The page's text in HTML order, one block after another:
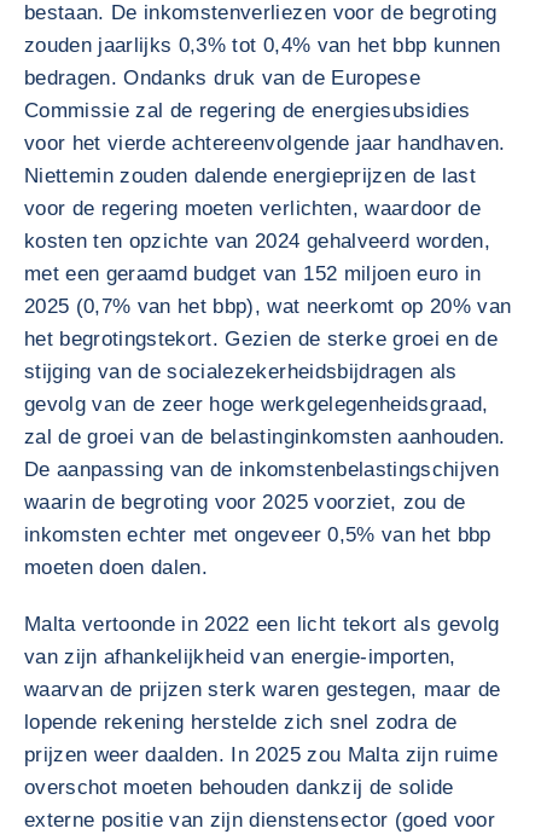
bestaan. De inkomstenverliezen voor de begroting
zouden jaarlijks 0,3% tot 0,4% van het bbp kunnen
bedragen. Ondanks druk van de Europese
Commissie zal de regering de energiesubsidies
voor het vierde achtereenvolgende jaar handhaven.
Niettemin zouden dalende energieprijzen de last
voor de regering moeten verlichten, waardoor de
kosten ten opzichte van 2024 gehalveerd worden,
met een geraamd budget van 152 miljoen euro in
2025 (0,7% van het bbp), wat neerkomt op 20% van
het begrotingstekort. Gezien de sterke groei en de
stijging van de socialezekerheidsbijdragen als
gevolg van de zeer hoge werkgelegenheidsgraad,
zal de groei van de belastinginkomsten aanhouden.
De aanpassing van de inkomstenbelastingschijven
waarin de begroting voor 2025 voorziet, zou de
inkomsten echter met ongeveer 0,5% van het bbp
moeten doen dalen.
Malta vertoonde in 2022 een licht tekort als gevolg
van zijn afhankelijkheid van energie-importen,
waarvan de prijzen sterk waren gestegen, maar de
lopende rekening herstelde zich snel zodra de
prijzen weer daalden. In 2025 zou Malta zijn ruime
overschot moeten behouden dankzij de solide
externe positie van zijn dienstensector (goed voor